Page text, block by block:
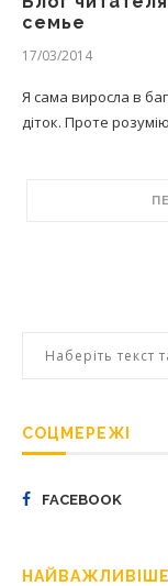
семье
17/03/2014
Я сама виросла в
діток. Проте
СОЦМЕРЕЖІ
FACEBOOK